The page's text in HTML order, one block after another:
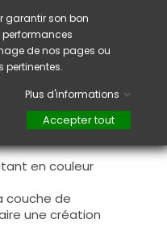
son pinceau, de
n'est pas
couche de
après limage.
couches,
couche et
pour garantir
en couleur
couche de
une création
garantir son bon
de nos pages ou
pertinentes.
Plus d'informations
Accepter tout